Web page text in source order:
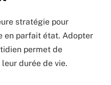
stratégie pour
en parfait état. Adopter
permet de
durée de vie.